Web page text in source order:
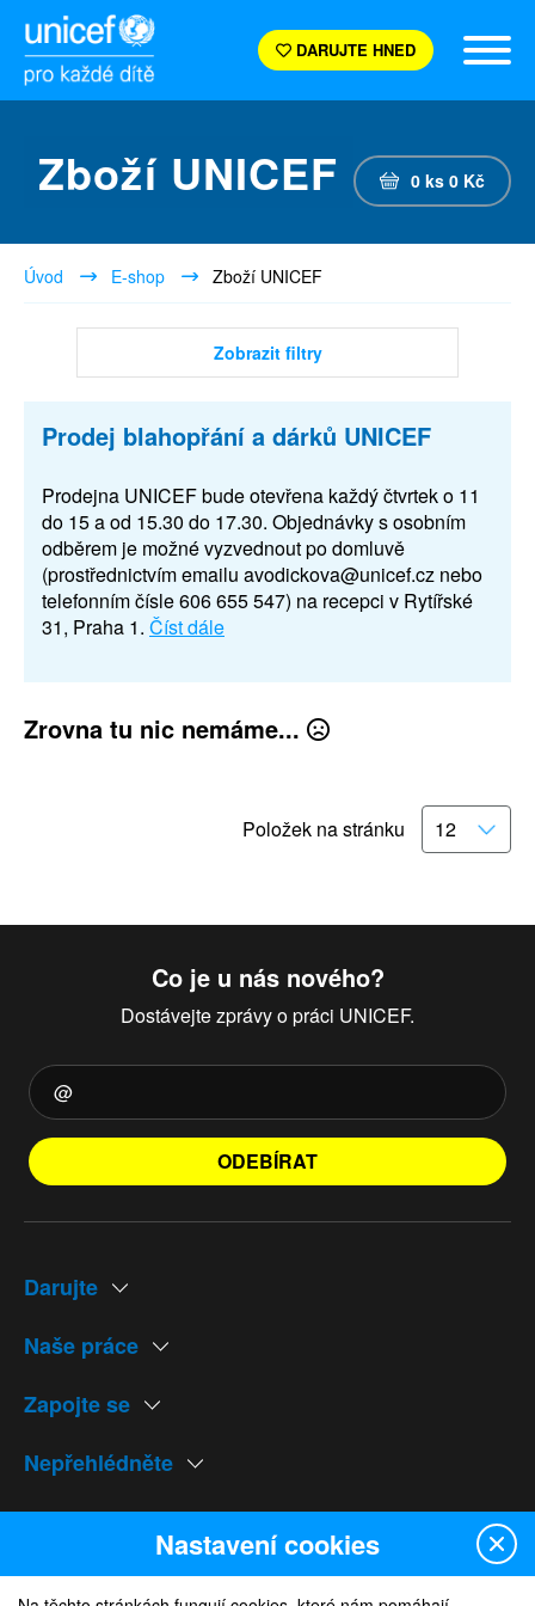
DARUJTE HNED
Zboží UNICEF 0 ks 0 Kč
Úvod E-shop Zboží UNICEF
Zobrazit filtry
Prodej blahopřání a dárků UNICEF
Prodejna UNICEF bude otevřena každý čtvrtek o 11
do 15 a od 15.30 do 17.30. Objednávky s osobním
odběrem je možné vyzvednout po domluvě
(prostřednictvím emailu avodickova@unicef.cz nebo
telefonním čísle 606 655 547) na recepci v Rytířské
31, Praha 1. Číst dále
Zrovna tu nic nemáme...
Položek na stránku
Co je u nás nového?
Dostávejte zprávy o práci UNICEF.
ODEBÍRAT
Darujte
Naše práce
Zapojte se
Nepřehlédněte
Naše weby
Nastavení cookies